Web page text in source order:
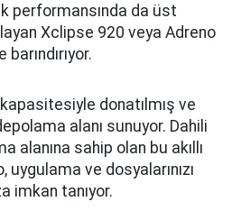
performansında da üst
Xclipse 920 veya Adreno
donatılmış ve
alanı sunuyor. Dahili
alanına sahip olan bu akıllı
ve dosyalarınızı
imkan tanıyor.